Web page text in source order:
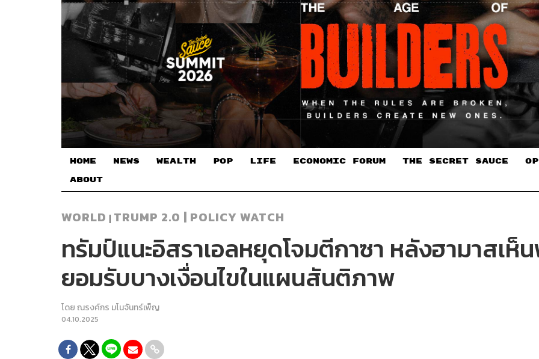
HOME NEWS WEALTH POP LIFE ECONOMIC FORUM THE SECRET SAUCE​
ABOUT
WORLD | TRUMP 2.0 | POLICY WATCH
ทรัมป์แนะอิสราเอลหยุดโจมตีกาซา หลังฮามาสเ
ยอมรับบางเงื่อนไขในแผนสันติภาพ
โดยณรงค์กร มโนจันทร์เพ็ญ
04.10.2025